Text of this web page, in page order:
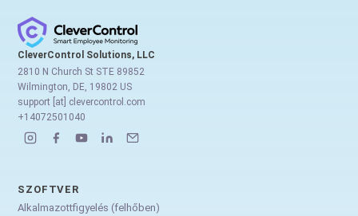
CleverControl Solutions, LLC
2810 N Church St STE 89852
Wilmington, DE, 19802 US
support [at] clevercontrol.com
+14072501040
SZOFTVER
Alkalmazottfigyelés (felhőben)